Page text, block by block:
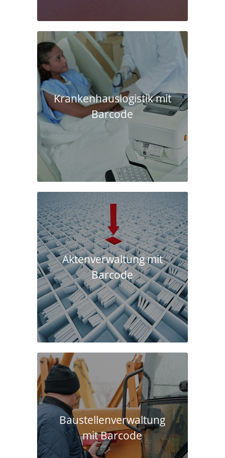
Krankenhaus­logistik mit
Barcode
Aktenverwaltung mit
Barcode
Baustellen­verwaltung
mit Barcode